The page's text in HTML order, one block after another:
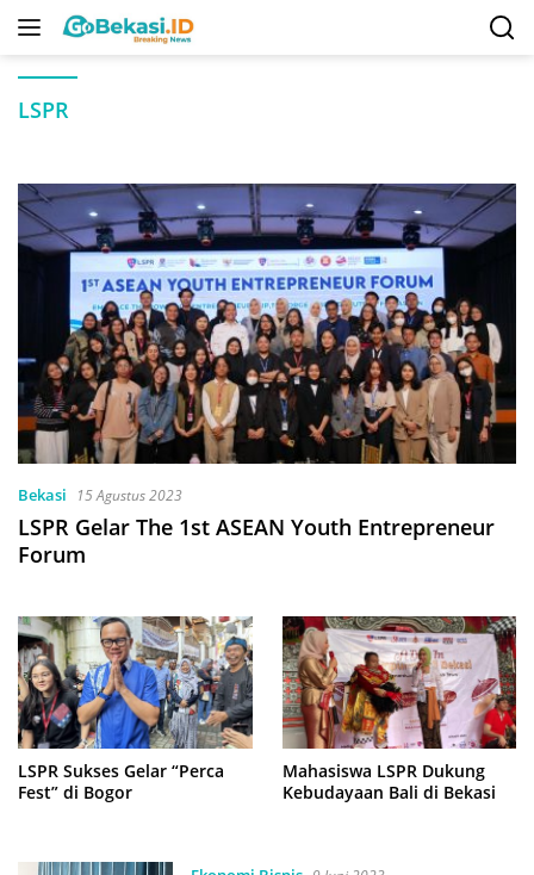
Langsung
LSPR
Bekasi 15 Agustus 2023
LSPR Gelar The 1st ASEAN Youth Entrepreneur
Forum
LSPR Sukses Gelar “Perca
Fest” di Bogor
Mahasiswa LSPR Dukung
Kebudayaan Bali di Bekasi